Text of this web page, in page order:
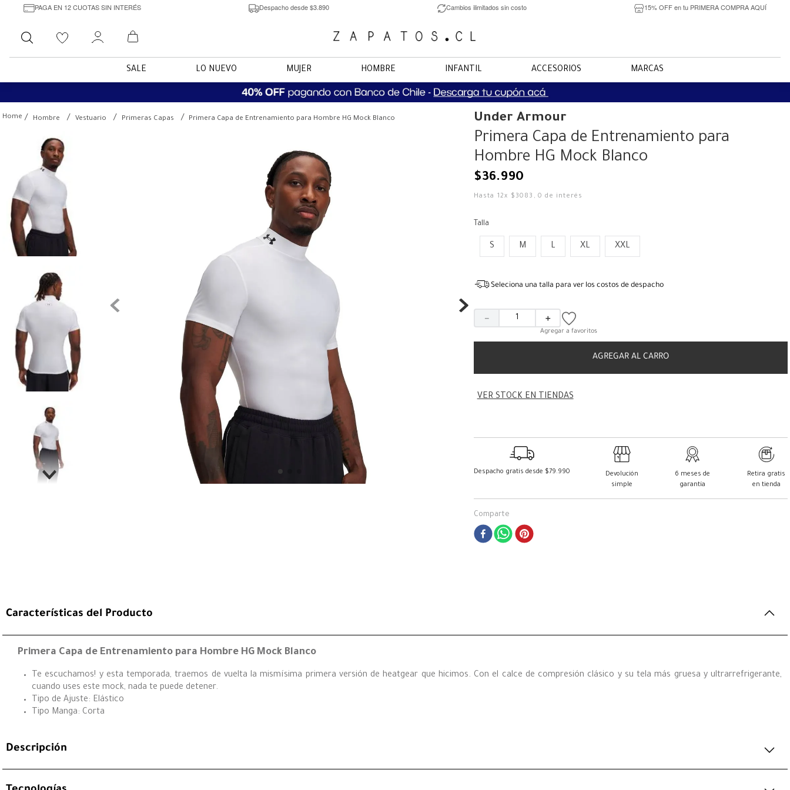
PAGA EN 12 CUOTAS SIN INTERÉS Despacho desde $3.890 Cambios ilimitados sin costo 15% OFF en tu PRIMERA COMPRA AQUÍ
Buscar
SALE LO NUEVO MUJER HOMBRE INFANTIL ACCESORIOS MARCAS
Hombre Vestuario Primeras Capas Primera Capa de Entrenamiento para Hombre HG Mock Blanco Under Armour
Primera Capa de Entrenamiento para
Hombre HG Mock Blanco
$36.990
Hasta 12x $ 3083 ,0 de interés
Talla
S M L XL XXL
Seleciona una talla para ver los costos de despacho
＋
－
AGREGAR AL CARRO
VER STOCK EN TIENDAS
Despacho gratis desde $79.990
Devolución
simple
6 meses de
garantía
Retira gratis
en tienda
Comparte
Características del Producto
Primera Capa de Entrenamiento para Hombre HG Mock Blanco
Te escuchamos! y esta temporada, traemos de vuelta la mismísima primera versión de heatgear que hicimos. Con el calce de compresión clásico y su tela más gruesa y ultrarrefrigerante,
cuando uses este mock, nada te puede detener.
Tipo de Ajuste: Elástico
Tipo Manga: Corta
Descripción